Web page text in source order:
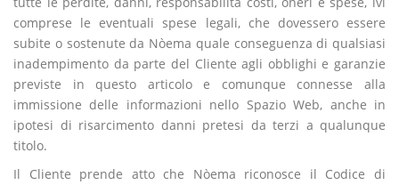
comprese le eventuali spese legali, che dovessero essere
subite o sostenute da Nòema quale conseguenza di qualsiasi
inadempimento da parte del Cliente agli obblighi e garanzie
previste in questo articolo e comunque connesse alla
immissione delle informazioni nello Spazio Web, anche in
ipotesi di risarcimento danni pretesi da terzi a qualunque
titolo.
Il Cliente prende atto che Nòema riconosce il Codice di